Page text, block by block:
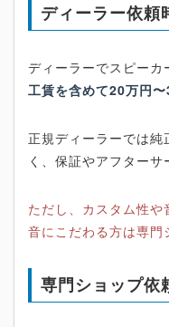
ディーラー依頼
ディーラーでスピーカ
工賃を含めて20万円
正規ディーラーでは純
く、保証やアフターサ
ただし、カスタム性や
音にこだわる方は専門
専門ショップ依